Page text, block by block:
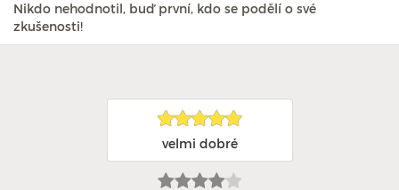
Nikdo nehodnotil, buď první, kdo se podělí o své
zkušenosti!
velmi dobré